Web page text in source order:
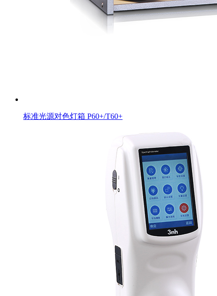
标准光源对色灯箱 P60+/T60+